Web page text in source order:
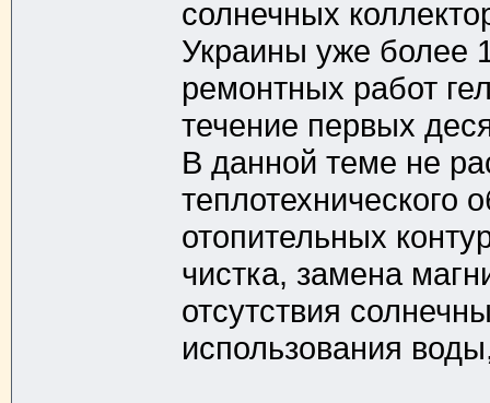
солнечных
Украины уже более
ремонтных работ
течение первых
В данной теме не
теплотехнического
отопительных
чистка, замена
отсутствия
использования